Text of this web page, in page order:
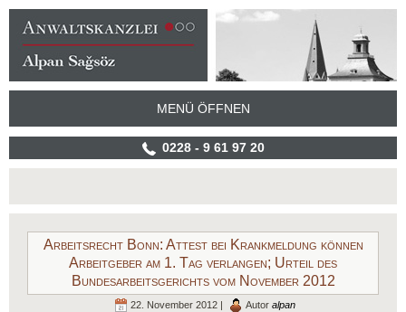
MENÜ ÖFFNEN
0228 - 9 61 97 20
Arbeitsrecht Bonn: Attest bei Krankmeldung können
Arbeitgeber am 1. Tag verlangen; Urteil des
Bundesarbeitsgerichts vom November 2012
22. November 2012 | Autor alpan